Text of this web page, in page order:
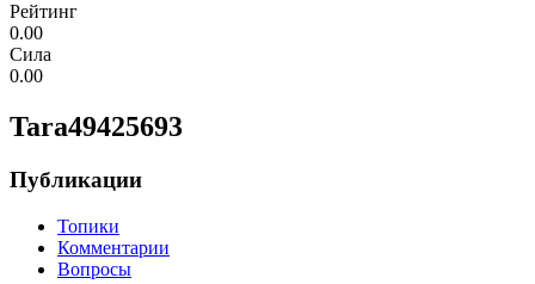
Рейтинг
0.00
Сила
0.00
Tara49425693
Публикации
Топики
Комментарии
Вопросы